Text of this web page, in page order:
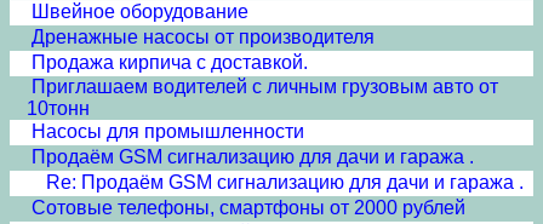
Швейное оборудование
Дренажные насосы от производителя
Продажа кирпича с доставкой.
Приглашаем водителей с личным грузовым авто от
10тонн
Насосы для промышленности
Продаём GSM сигнализацию для дачи и гаража .
Re: Продаём GSM сигнализацию для дачи и гаража .
Сотовые телефоны, смартфоны от 2000 рублей